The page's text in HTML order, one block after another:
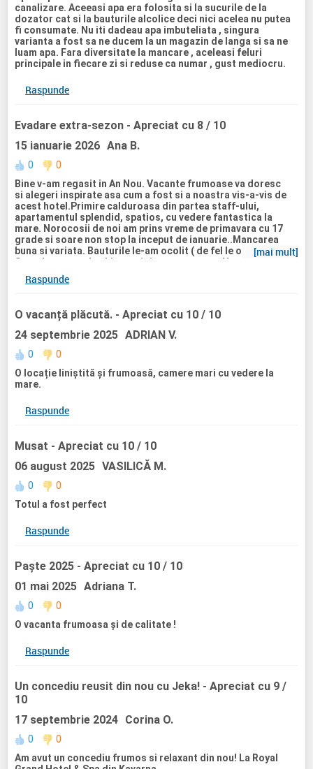
sensibil.
Una peste alta a fost ok, dar nu as mai reveni la acest
hotel.
canalizare. Aceeasi apa era folosita si la sucurile de la
dozator cat si la bauturile alcolice deci nici acelea nu putea
fi consumate. Nu iti dadeau apa imbuteliata , singura
varianta a fost sa ne ducem la un magazin de langa si sa ne
luam apa. Fara diversitate la mancare , aceleasi feluri
principale in fiecare zi si reduse ca numar , gust mediocru.
Raspunde
Evadare extra-sezon - Apreciat cu 8 / 10
15 ianuarie 2026 Ana B.
0
0
Bine v-am regasit in An Nou. Vacante frumoase va doresc
si alegeri inspirate asa cum a fost si a noastra vis-a-vis de
acest hotel.Primire calduroasa din partea staff-ului,
apartamentul splendid, spatios, cu vedere fantastica la
mare. Norocosii de noi am prins vreme de primavara cu 17
grade si soare non stop la inceput de ianuarie..Mancarea
buna si variata. Bauturile le-am ocolit ( de fel le ocolim).
Spa-ul este un plus binevenit in extra-sezon. Ne-am simtit
bine, pt noi e un hotel bun pt relaxare si o fuga scurta pe
litoral. Vara nu as veni pt ca nu indeplineste niciun criteriu
[mai mult]
Raspunde
O vacanță plăcută. - Apreciat cu 10 / 10
24 septembrie 2025 ADRIAN V.
0
0
O locație liniștită și frumoasă, camere mari cu vedere la
mare.
Raspunde
Musat - Apreciat cu 10 / 10
06 august 2025 VASILICĂ M.
0
0
Totul a fost perfect
Raspunde
Paște 2025 - Apreciat cu 10 / 10
01 mai 2025 Adriana T.
0
0
O vacanta frumoasa și de calitate !
Raspunde
Un concediu reusit din nou cu Jeka! - Apreciat cu 9 /
10
17 septembrie 2024 Corina O.
0
0
Am avut un concediu frumos si relaxant din nou! La Royal